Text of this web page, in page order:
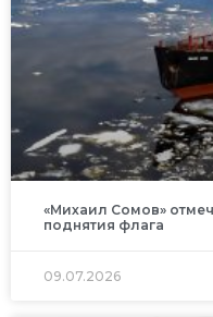
«Михаил Сомов»
поднятия флага
09.07.2026